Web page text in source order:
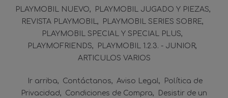
PLAYMOBIL NUEVO
PLAYMOBIL JUGADO Y PIEZAS
REVISTA PLAYMOBIL
PLAYMOBIL SERIES SOBRE
PLAYMOBIL SPECIAL Y SPECIAL PLUS
PLAYMOFRIENDS
PLAYMOBIL 1.2.3. - JUNIOR
ARTICULOS VARIOS
Ir arriba Contáctanos Aviso Legal
Política de
Privacidad
Condiciones de Compra
Desistir de un